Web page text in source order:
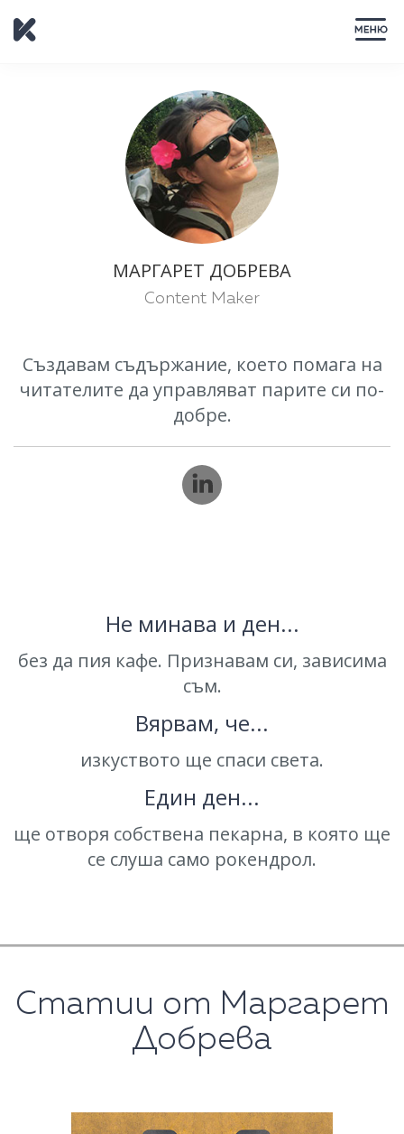
МАРГАРЕТ ДОБРЕВА
Content Maker
Създавам съдържание, което помага на
читателите да управляват парите си по-
добре.
Не минава и ден...
без да пия кафе. Признавам си, зависима
съм.
Вярвам, че...
изкуството ще спаси света.
Един ден...
ще отворя собствена пекарна, в която ще
се слуша само рокендрол.
Статии от Маргарет
Добрева